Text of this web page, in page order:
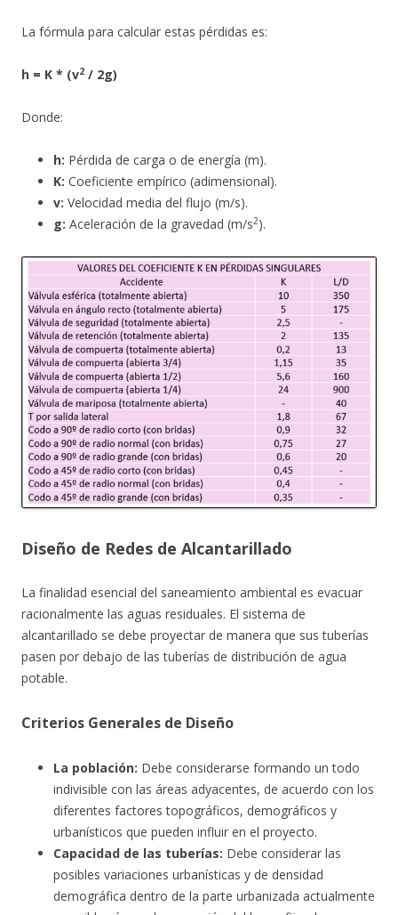
La fórmula para calcular estas pérdidas es:
h = K * (v2 / 2g)
Donde:
h: Pérdida de carga o de energía (m).
K: Coeficiente empírico (adimensional).
v: Velocidad media del flujo (m/s).
g: Aceleración de la gravedad (m/s2).
Diseño de Redes de Alcantarillado
La finalidad esencial del saneamiento ambiental es evacuar
racionalmente las aguas residuales. El sistema de
alcantarillado se debe proyectar de manera que sus tuberías
pasen por debajo de las tuberías de distribución de agua
potable.
Criterios Generales de Diseño
La población: Debe considerarse formando un todo
indivisible con las áreas adyacentes, de acuerdo con los
diferentes factores topográficos, demográficos y
urbanísticos que pueden influir en el proyecto.
Capacidad de las tuberías: Debe considerar las
posibles variaciones urbanísticas y de densidad
demográfica dentro de la parte urbanizada actualmente